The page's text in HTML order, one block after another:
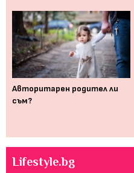
Авторитарен родител ли
съм?
Lifestyle.bg